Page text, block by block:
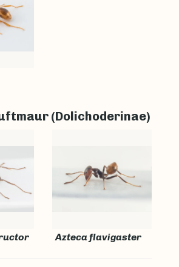
(Dolichoderinae)
Azteca flavigaster